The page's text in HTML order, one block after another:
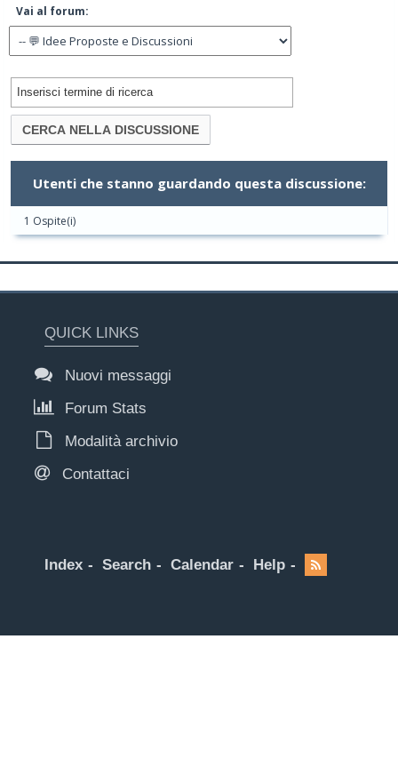
Vai al forum:
Utenti che stanno guardando questa discussione:
1 Ospite(i)
QUICK LINKS
Nuovi messaggi
Forum Stats
Modalità archivio
Contattaci
Index Search Calendar Help